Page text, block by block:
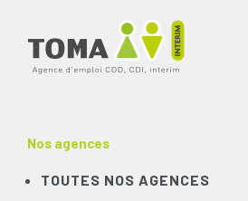
Nos agences
TOUTES NOS AGENCES